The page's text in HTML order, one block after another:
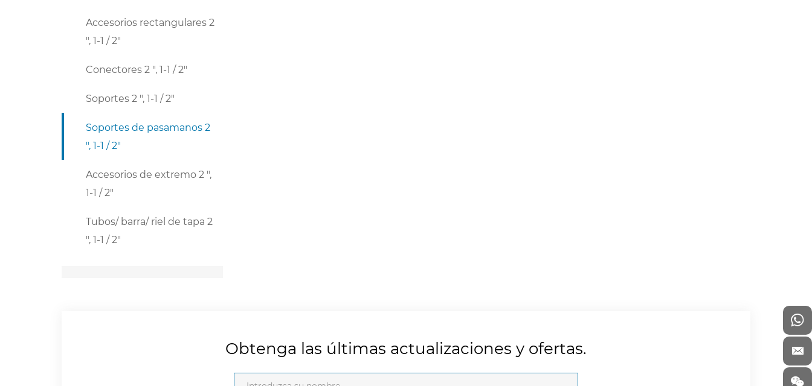
Accesorios rectangulares 2
", 1-1 / 2"
Conectores 2 ", 1-1 / 2"
Soportes 2 ", 1-1 / 2"
Soportes de pasamanos 2
", 1-1 / 2"
Accesorios de extremo 2 ",
1-1 / 2"
Tubos/ barra/ riel de tapa 2
", 1-1 / 2"
Obtenga las últimas actualizaciones y ofertas.